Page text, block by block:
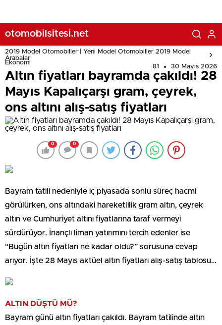
otomobilsitesi.net
2019 Model Otomobiller | Yeni Model Otomobiller 2019 Model
Arabalar
Ekonomi
81 30 Mayıs 2026
Altın fiyatları bayramda çakıldı! 28
Mayıs Kapalıçarşı gram, çeyrek,
ons altını alış-satış fiyatları
0 0
Bayram tatili nedeniyle iç piyasada sonlu süreç hacmi
görülürken, ons altındaki hareketlilik gram altın, çeyrek
altın ve Cumhuriyet altını fiyatlarına taraf vermeyi
sürdürüyor. İnançlı liman yatırımını tercih edenler ise
“Bugün altın fiyatları ne kadar oldu?” sorusuna cevap
arıyor. İşte 28 Mayıs aktüel altın fiyatları alış-satış tablosu…
ALTIN DÜŞTÜ MÜ?
Bayram günü altın fiyatları çakıldı. Bayram tatilinde altın